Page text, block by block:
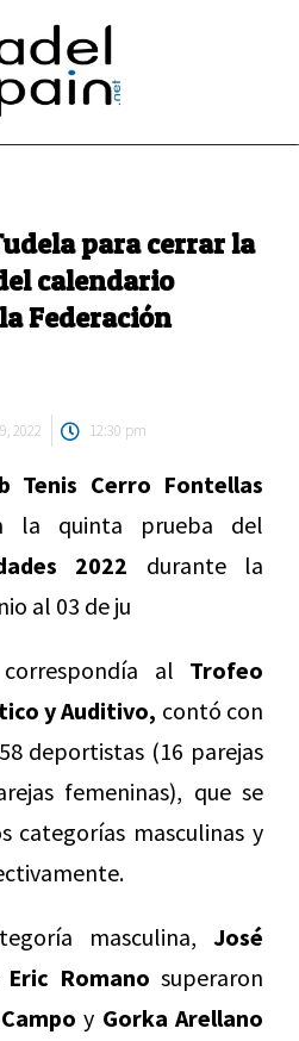
para cerrar la
calendario
Federación
2022 12:30 pm
Tenis Cerro Fontellas
la quinta prueba del
2022 durante la
al 03 de ju
al Trofeo
y Auditivo, contó con
deportistas (16 parejas
femeninas), que se
categorías masculinas y
masculina, José
Eric Romano superaron
y Gorka Arellano